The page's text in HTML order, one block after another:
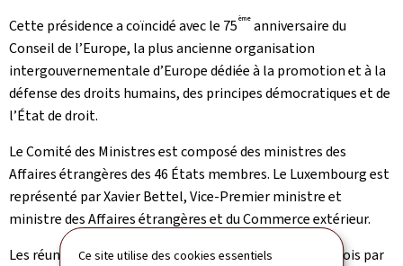
Ce site utilise des cookies essentiels
Cette présidence a coïncidé avec le 75èmeanniversaire du
Conseil de l’Europe, la plus ancienne organisation
intergouvernementale d’Europe dédiée à la promotion et à la
défense des droits humains, des principes démocratiques et de
l’État de droit.
Le Comité des Ministres est composé des ministres des
Affaires étrangères des 46 États membres. Le Luxembourg est
représenté par Xavier Bettel, Vice-Premier ministre et
ministre des Affaires étrangères et du Commerce extérieur.
Les réunions du Comité des Ministres se tiennent une fois par